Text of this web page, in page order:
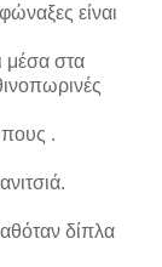
είναι
μέσα στα
.
δίπλα